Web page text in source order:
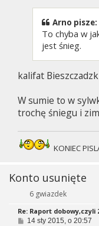
Arno pisze:
To chyba w
jest śnieg.
kalifat
W sumie to w
trochę śniegu i
KONIEC
Konto usunięte
6 gwiazdek
Re: Raport
P14 sty 2015, o 20:57